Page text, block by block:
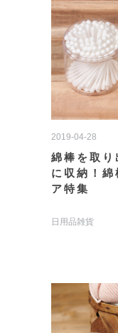
2019-04-28
綿棒を取り
に収納！
ア特集
日用品雑貨